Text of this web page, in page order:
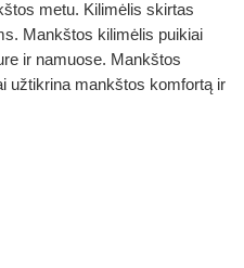
metu. Kilimėlis skirtas
Mankštos kilimėlis puikiai
ir namuose. Mankštos
užtikrina mankštos komfortą ir